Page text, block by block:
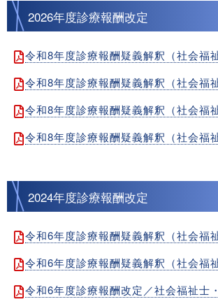
2026年度診療報酬改定
令和8年度診療報酬疑義解釈（社会福
令和8年度診療報酬疑義解釈（社会福
令和8年度診療報酬疑義解釈（社会福
令和8年度診療報酬疑義解釈（社会福
2024年度診療報酬改定
令和6年度診療報酬疑義解釈（社会福
令和6年度診療報酬疑義解釈（社会福
令和6年度診療報酬改定／社会福祉士